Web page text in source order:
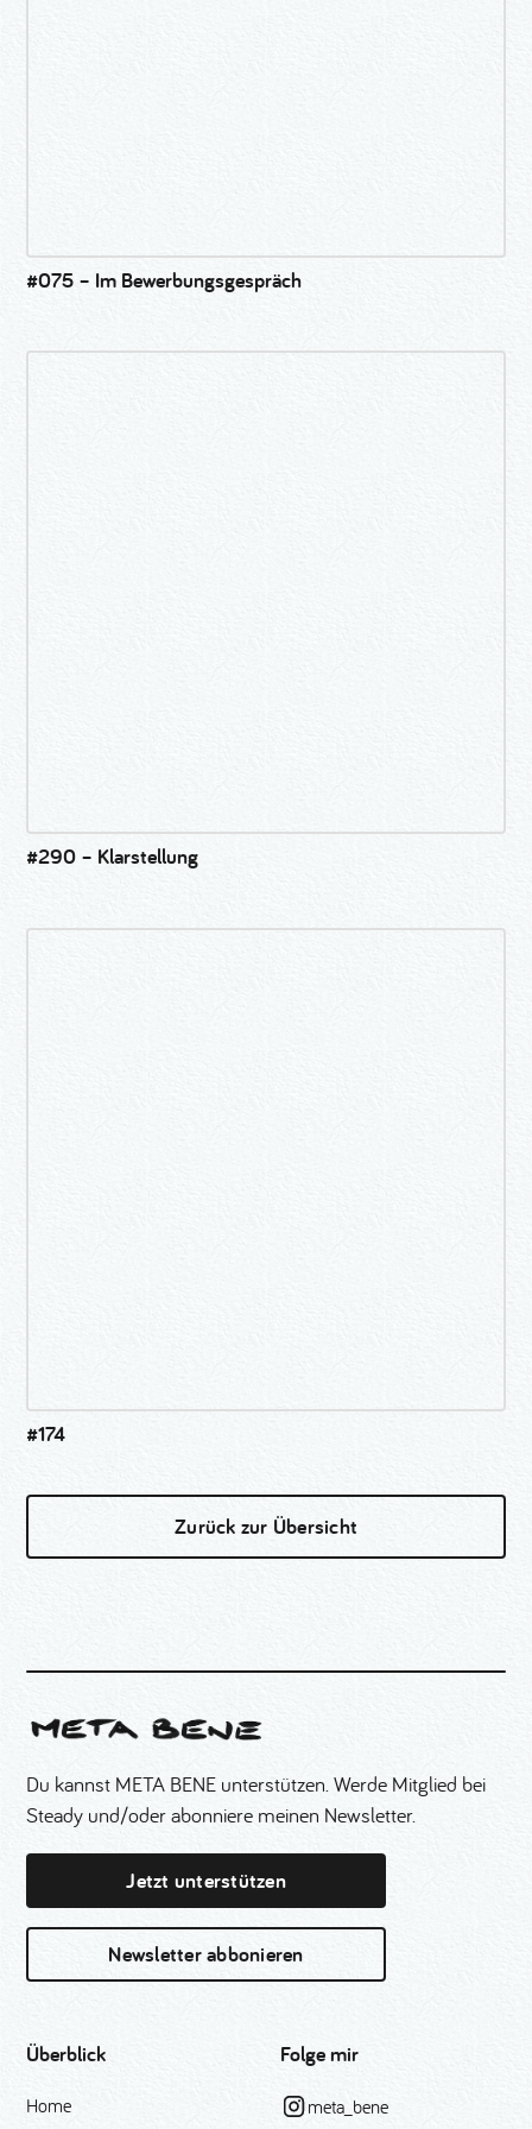
#075 – Im Bewerbungsgespräch
#290 – Klarstellung
#174
Zurück zur Übersicht
Du kannst META BENE unterstützen. Werde Mitglied bei
Steady und/oder abonniere meinen Newsletter.
Jetzt unterstützen
Newsletter abbonieren
Überblick
Home
Folge mir
meta_bene